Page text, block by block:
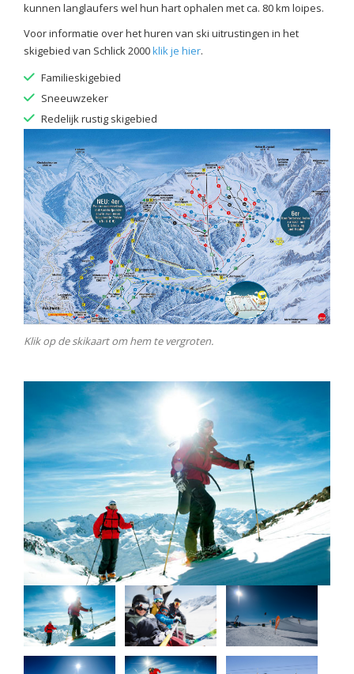
kunnen langlaufers wel hun hart ophalen met ca. 80 km loipes.
Voor informatie over het huren van ski uitrustingen in het
skigebied van Schlick 2000klik je hier.
Familieskigebied
Sneeuwzeker
Redelijk rustig skigebied
Klik op de skikaart om hem te vergroten.